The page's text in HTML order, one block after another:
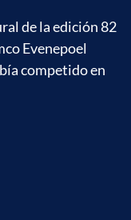
de la edición 82
Evenepoel
competido en